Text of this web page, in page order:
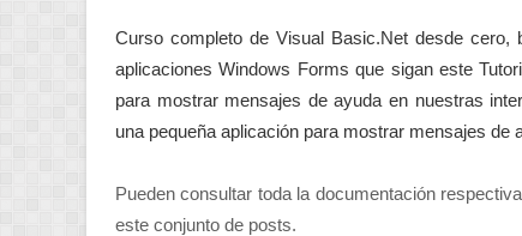
Curso completo de Visual Basic.Net desde
aplicaciones Windows Forms que sigan este
para mostrar mensajes de ayuda en nuestras
una pequeña aplicación para mostrar mensajes de
Pueden consultar toda la documentación
este conjunto de posts.